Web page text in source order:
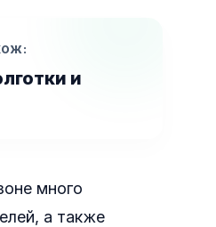
и
много
а также